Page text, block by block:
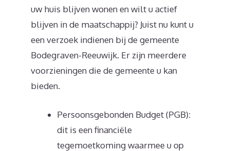
uw huis blijven wonen en wilt u actief
blijven in de maatschappij? Juist nu kunt u
een verzoek indienen bij de gemeente
Bodegraven-Reeuwijk. Er zijn meerdere
voorzieningen die de gemeente u kan
bieden.
Persoonsgebonden Budget (PGB):
dit is een financiële
tegemoetkoming waarmee u op